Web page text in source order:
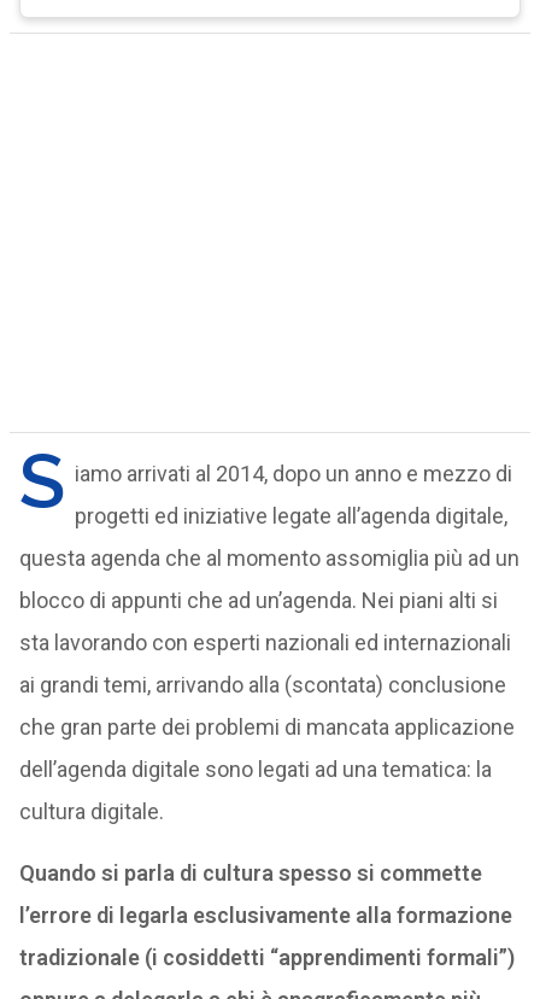
S iamo arrivati al 2014, dopo un anno e mezzo di
progetti ed iniziative legate all’agenda digitale,
questa agenda che al momento assomiglia più ad un
blocco di appunti che ad un’agenda. Nei piani alti si
sta lavorando con esperti nazionali ed internazionali
ai grandi temi, arrivando alla (scontata) conclusione
che gran parte dei problemi di mancata applicazione
dell’agenda digitale sono legati ad una tematica: la
cultura digitale.
Quando si parla di cultura spesso si commette
l’errore di legarla esclusivamente alla formazione
tradizionale (i cosiddetti “apprendimenti formali”)